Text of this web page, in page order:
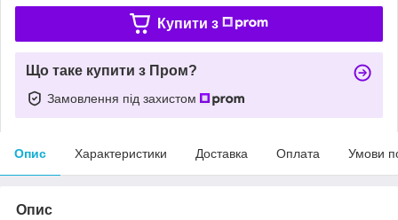
Купити з
Що таке купити з Пром?
Замовлення під захистом
Опис Характеристики Доставка Оплата Умови
Опис